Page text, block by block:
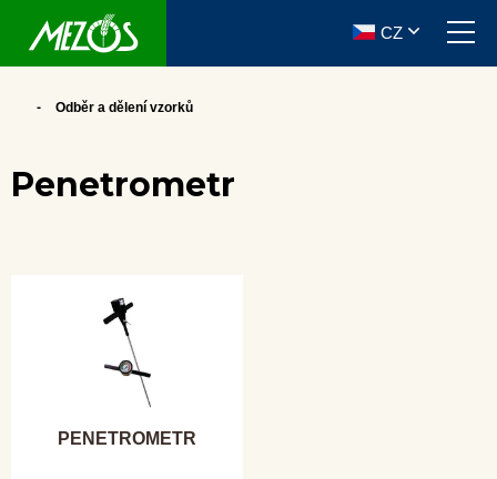
CZ
Odběr a dělení vzorků
Penetrometr
PENETROMETR